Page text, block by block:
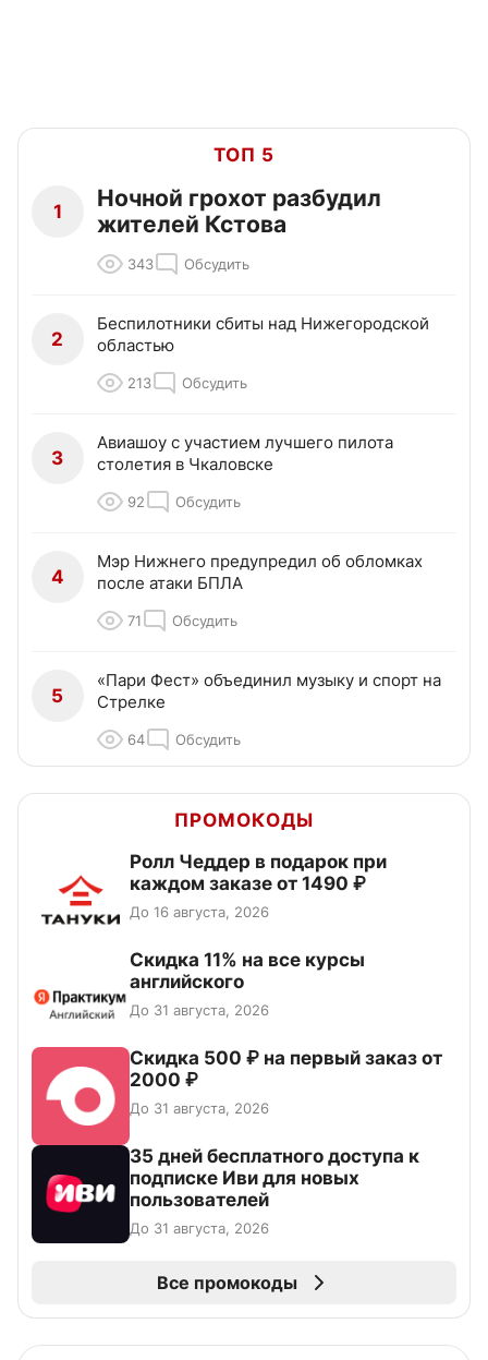
ТОП 5
1
Ночной грохот разбудил
жителей Кстова
343 Обсудить
2
Беспилотники сбиты над Нижегородской
областью
213 Обсудить
3
Авиашоу с участием лучшего пилота
столетия в Чкаловске
92 Обсудить
4
Мэр Нижнего предупредил об обломках
после атаки БПЛА
71 Обсудить
5
«Пари Фест» объединил музыку и спорт на
Стрелке
64 Обсудить
ПРОМОКОДЫ
Ролл Чеддер в подарок при
каждом заказе от 1490 ₽
До 16 августа, 2026
Скидка 11% на все курсы
английского
До 31 августа, 2026
Скидка 500 ₽ на первый заказ от
2000 ₽
До 31 августа, 2026
35 дней бесплатного доступа к
подписке Иви для новых
пользователей
До 31 августа, 2026
Все промокоды